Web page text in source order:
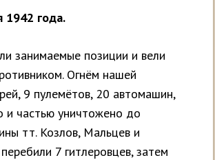
года.
занимаемые позиции и вели
Огнём нашей
9 пулемётов, 20 автомашин,
и частью уничтожено до
тт. Козлов, Мальцев и
7 гитлеровцев, затем